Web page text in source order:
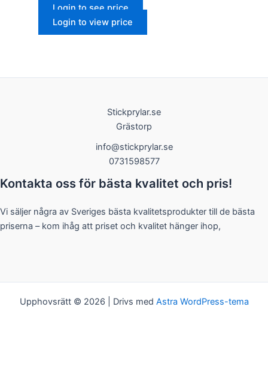
Login to see price
Login to view price
Stickprylar.se
Grästorp
info@stickprylar.se
0731598577
Kontakta oss för bästa kvalitet och pris!
Vi säljer några av Sveriges bästa kvalitetsprodukter till de bästa
priserna – kom ihåg att priset och kvalitet hänger ihop,
Upphovsrätt © 2026 | Drivs med Astra WordPress-tema